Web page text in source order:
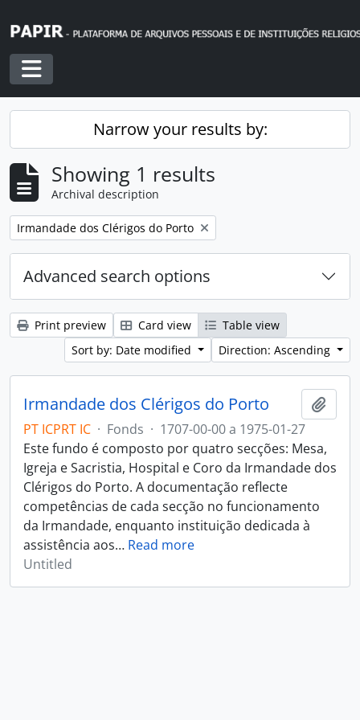
Toggle navigation
Narrow your results by:
Showing 1 results
Archival description
Remove filter:
Irmandade dos Clérigos do Porto
Advanced search options
Print preview Card view
Table view
Sort by: Date modified
Direction: Ascending
Irmandade dos Clérigos do Porto
PT ICPRT IC · Fonds · 1707-00-00 a 1975-01-27
Este fundo é composto por quatro secções: Mesa,
Igreja e Sacristia, Hospital e Coro da Irmandade dos
Clérigos do Porto. A documentação reflecte
competências de cada secção no funcionamento
da Irmandade, enquanto instituição dedicada à
assistência aos… Read more
Untitled